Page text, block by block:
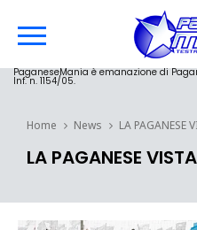
PaganeseMania è emanazione di
Inf. n. 1154/05.
Home News LA PAGANESE
LA PAGANESE